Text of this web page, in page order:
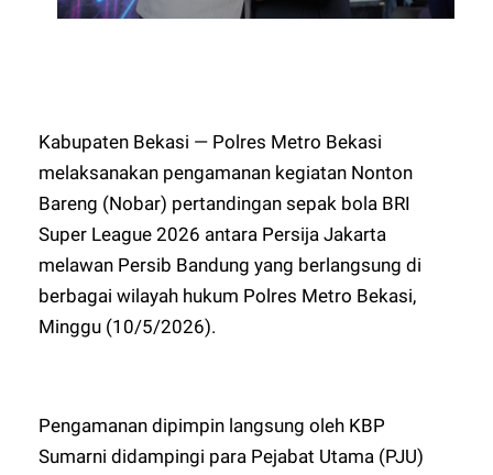
Kabupaten Bekasi — Polres Metro Bekasi
melaksanakan pengamanan kegiatan Nonton
Bareng (Nobar) pertandingan sepak bola BRI
Super League 2026 antara Persija Jakarta
melawan Persib Bandung yang berlangsung di
berbagai wilayah hukum Polres Metro Bekasi,
Minggu (10/5/2026).
Pengamanan dipimpin langsung oleh KBP
Sumarni didampingi para Pejabat Utama (PJU)